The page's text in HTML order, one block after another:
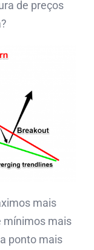
de preços
mais
mínimos mais
ponto mais